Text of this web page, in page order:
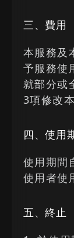
三、費用
本服務及
予服務使
就部分或
3項修改
四、使用
使用期間
使用者使
五、終止